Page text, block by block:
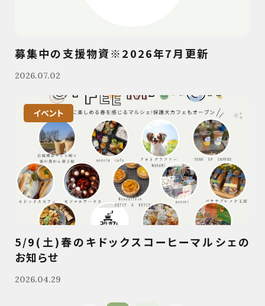
募集中の支援物資※2026年7月更新
2026.07.02
イベント
5/9(土)春のキドックスコーヒーマルシェの
お知らせ
2026.04.29